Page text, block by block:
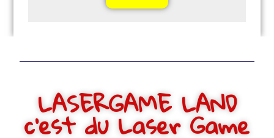
LASERGAME LAND
c'est du Laser Game